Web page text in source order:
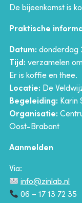
De bijeenkomst is
Praktische
Datum: donderdag
Tijd: verzamelen
Er is koffie en thee.
Locatie: De
Begeleiding: Karin
Organisatie:
Oost-Brabant
Aanmelden
Via:
info@zinlab.nl
06 – 17 13 72 35